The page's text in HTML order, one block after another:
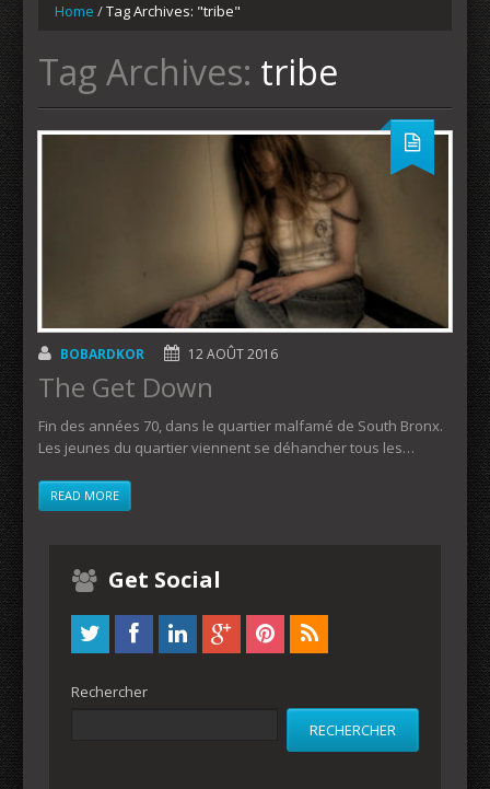
Home /Tag Archives: "tribe"
Tag Archives: tribe
BOBARDKOR 12 AOÛT 2016
The Get Down
Fin des années 70, dans le quartier malfamé de South Bronx.
Les jeunes du quartier viennent se déhancher tous les…
READ MORE
Get Social
Rechercher
RECHERCHER